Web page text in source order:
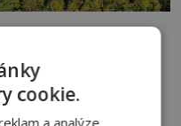
na
povykuje
cookie.
a analýze